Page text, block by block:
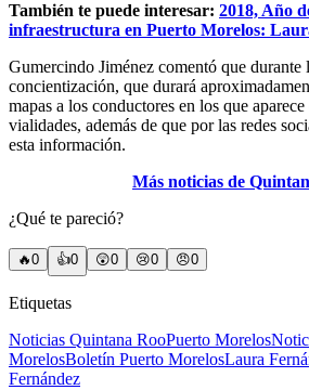
También te puede interesar: 2018, Año
infraestructura en Puerto Morelos:
Gumercindo Jiménez comentó que durante
concientización, que durará
mapas a los conductores en los que
vialidades, además de que por las redes
esta información.
Más noticias de
¿Qué te pareció?
🔥0 👍0 😲0 😢0 😠0
Etiquetas
Noticias Quintana RooPuerto Morelos
MorelosBoletín Puerto MorelosLaura
Fernández